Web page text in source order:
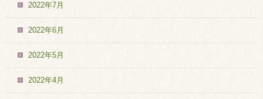
2022年7月
2022年6月
2022年5月
2022年4月